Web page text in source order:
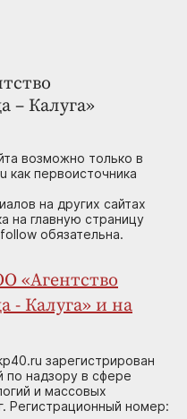
– Калуга»
возможно только в
как первоисточника
на других сайтах
на главную страницу
обязательна.
«Агентство
- Калуга» и на
зарегистрирован
надзору в сфере
и массовых
Регистрационный номер: